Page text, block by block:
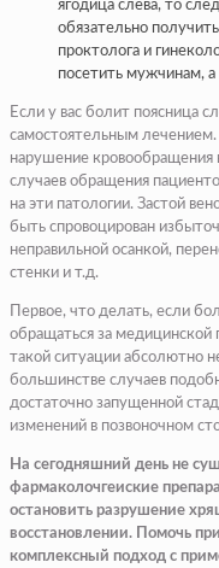
ягодица слева, то
обязательно
проктолога и
посетить мужчинам,
Если у вас болит поясница
самостоятельным
нарушение кровообращения
случаев обращения
на эти патологии. Застой
быть спровоцирован
неправильной осанкой,
стенки и т.д.
Первое, что делать, если
обращаться за
такой ситуации абсолютно
большинстве случаев
достаточно запущенной
изменений в позвоночном
На сегодняшний день не
фармаколочгеиские
остановить разрушение
восстановлении. Помочь
комплексный подход с